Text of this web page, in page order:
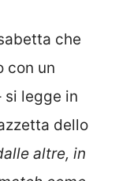
che
con un
si legge in
dello
altre, in